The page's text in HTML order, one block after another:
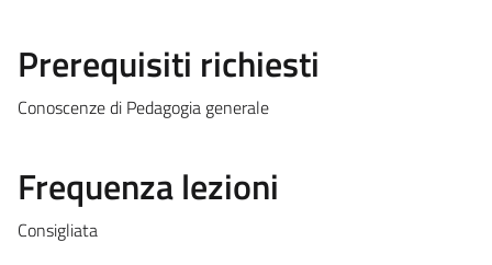
Prerequisiti richiesti
Conoscenze di Pedagogia generale
Frequenza lezioni
Consigliata